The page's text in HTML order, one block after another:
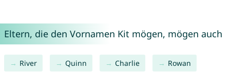
Eltern, die den Vornamen Kit mögen, mögen auch
River Quinn Charlie Rowan